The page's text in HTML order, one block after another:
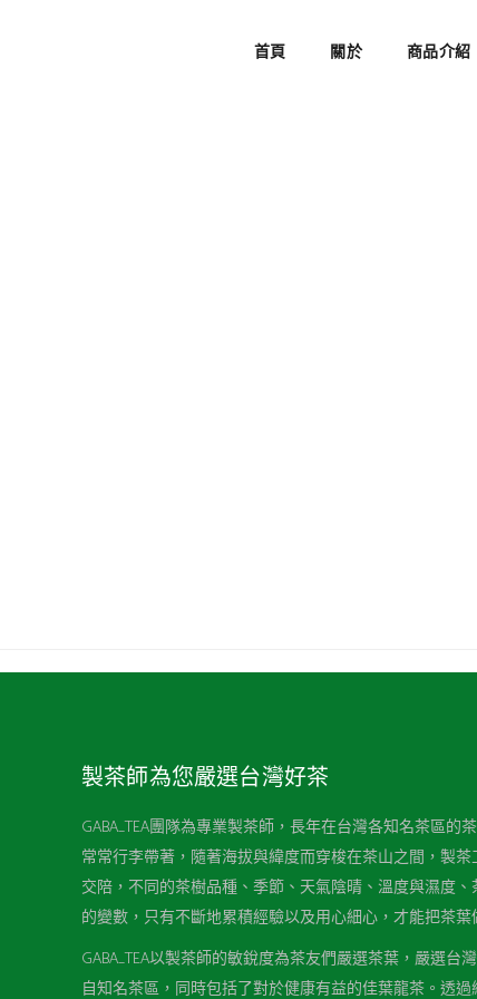
首頁 關於 商品介紹
製茶師為您嚴選台灣好茶
GABA_TEA團隊為專業製茶師，長年在台灣各知名茶區的
常常行李帶著，隨著海拔與緯度而穿梭在茶山之間，製
交陪，不同的茶樹品種、季節、天氣陰晴、溫度與濕度
的變數，只有不斷地累積經驗以及用心細心，才能把茶葉
GABA_TEA以製茶師的敏銳度為茶友們嚴選茶葉，嚴選台
自知名茶區，同時包括了對於健康有益的佳葉龍茶。透